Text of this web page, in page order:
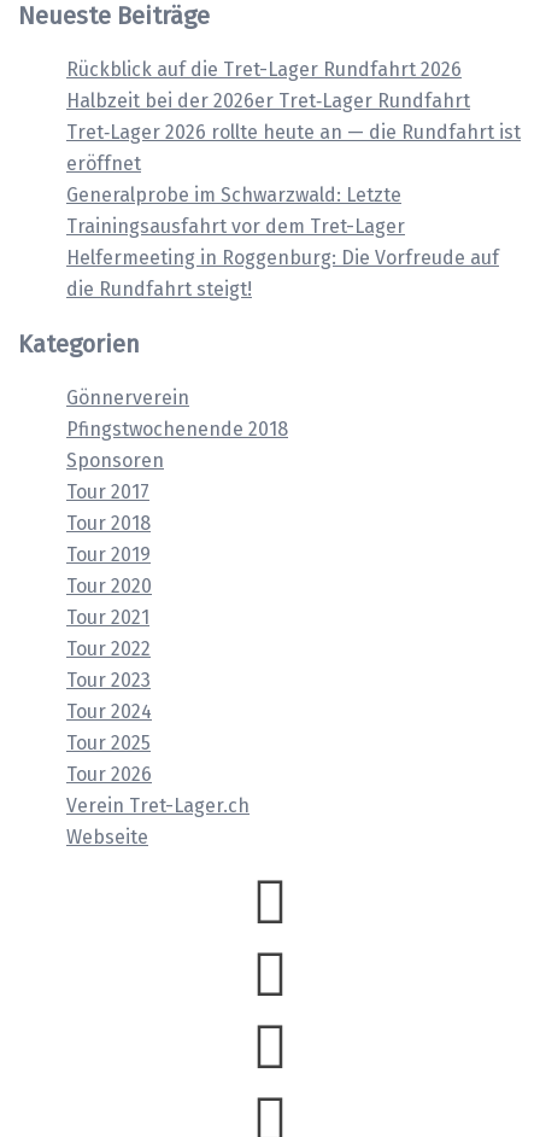
Neueste Beiträge
Rückblick auf die Tret-Lager Rundfahrt 2026
Halbzeit bei der 2026er Tret‑Lager Rundfahrt
Tret‑Lager 2026 rollte heute an — die Rundfahrt ist
eröffnet
Generalprobe im Schwarzwald: Letzte
Trainingsausfahrt vor dem Tret-Lager
Helfermeeting in Roggenburg: Die Vorfreude auf
die Rundfahrt steigt!
Kategorien
Gönnerverein
Pfingstwochenende 2018
Sponsoren
Tour 2017
Tour 2018
Tour 2019
Tour 2020
Tour 2021
Tour 2022
Tour 2023
Tour 2024
Tour 2025
Tour 2026
Verein Tret-Lager.ch
Webseite